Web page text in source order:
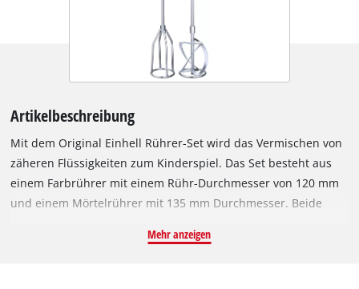
Artikelbeschreibung
Mit dem Original Einhell Rührer-Set wird das Vermischen von
zäheren Flüssigkeiten zum Kinderspiel. Das Set besteht aus
einem Farbrührer mit einem Rühr-Durchmesser von 120 mm
und einem Mörtelrührer mit 135 mm Durchmesser. Beide
Verrühren von flüssigen, aber auch zähen Materialien.
Mehr anzeigen